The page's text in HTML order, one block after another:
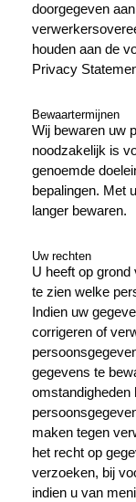
doorgegeven
houden aan de
Privacy
Bewaartermijnen
Wij bewaren uw
noodzakelijk is
genoemde
bepalingen. Met
langer bewaren.
Uw rechten
U heeft op
te zien welke
Indien uw
corrigeren of
gegevens te
omstandigheden
maken tegen
het recht op
verzoeken, bij
indien u van